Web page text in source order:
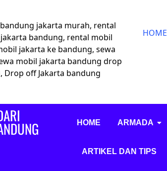
jakarta murah, rental
bandung, rental mobil
jakarta ke bandung, sewa
mobil jakarta bandung drop
off Jakarta bandung
HOME
HOME ARMADA
ARTIKEL DAN TIPS